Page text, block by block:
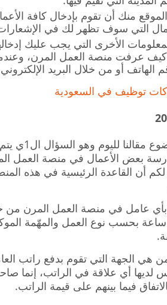
منك أن تقوم بإدخال كافة
التي سوف تظهر لك في
الأخرى التي يجب عليك
كيف عرفت منصة العمل المرن،
أو من خلال البريد
توظيف في السعودية
الأن نأتي
بعض الأعمال في منصة العمل
لكم أن القاعدة الرئيسية في هذه
بأي عامل في منصة العمل المرن من
بحسب نوع العمل والمهّمة
هي الجهة التي تقوم بدفع راتب
لديها أي علاقة في الراتب،
فيما بينهم على قيمة الراتب.